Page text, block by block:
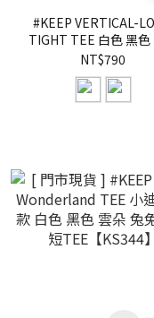
#KEEP VERTICAL-
TIGHT TEE 白色 黑色
打底 防曬 吸汗 訓練 運
立LOGO 短袖 束衣
【KS343】NIKEPRO
NT$790